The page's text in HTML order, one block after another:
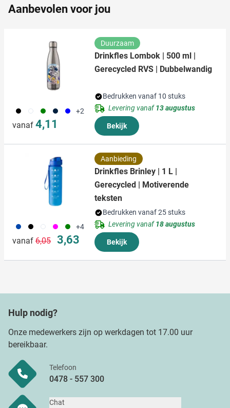
informatie die u aan ze heeft verstrekt of die ze hebben
Aanbevolen voor jou
001 002 004 411 005 +2
vanaf 4,11
Duurzaam
Drinkfles Lombok | 500 ml |
Gerecycled RVS | Dubbelwandig
Bedrukken vanaf 10 stuks
Levering vanaf13 augustus
Bekijk
023 001 970 046 004 +4
vanaf Normale prijs
6,05 Speciale prijs
3,63
Aanbieding
Drinkfles Brinley | 1 L |
Gerecycled | Motiverende
teksten
Bedrukken vanaf 25 stuks
Levering vanaf18 augustus
Bekijk
Hulp nodig?
Onze medewerkers zijn op werkdagen tot 17.00 uur
bereikbaar.
Telefoon
0478 - 557 300
Chat